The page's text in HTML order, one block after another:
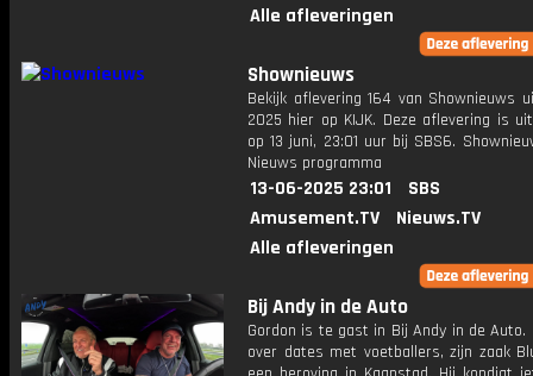
Alle afleveringen
Shownieuws
Bekijk aflevering 164 van Shownieuws
2025 hier op KIJK. Deze aflevering is
op 13 juni, 23:01 uur bij SBS6.
Nieuws programma
13-06-2025 23:01
SBS
Amusement.TV
Nieuws.TV
Alle afleveringen
Bij Andy in de Auto
Gordon is te gast in Bij Andy in de
over dates met voetballers, zijn zaak